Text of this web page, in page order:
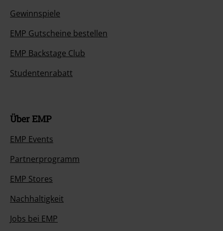
Gewinnspiele
EMP Gutscheine bestellen
EMP Backstage Club
Studentenrabatt
Über EMP
EMP Events
Partnerprogramm
EMP Stores
Nachhaltigkeit
Jobs bei EMP